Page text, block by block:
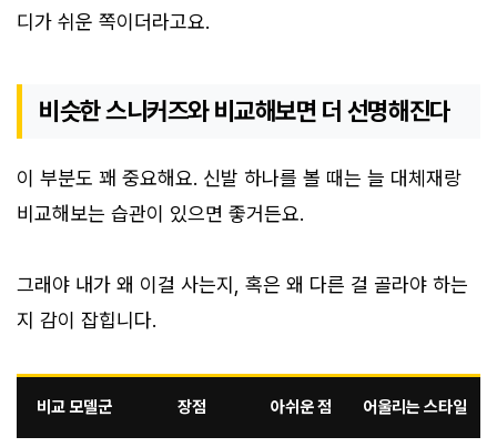
디가 쉬운 쪽이더라고요.
비슷한 스니커즈와 비교해보면 더 선명해진다
이 부분도 꽤 중요해요. 신발 하나를 볼 때는 늘 대체재랑
비교해보는 습관이 있으면 좋거든요.
그래야 내가 왜 이걸 사는지, 혹은 왜 다른 걸 골라야 하는
지 감이 잡힙니다.
비교 모델군 장점 아쉬운 점 어울리는 스타일